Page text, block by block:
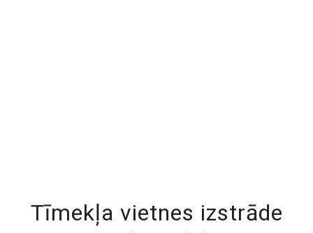
Tīmekļa vietnes izstrāde